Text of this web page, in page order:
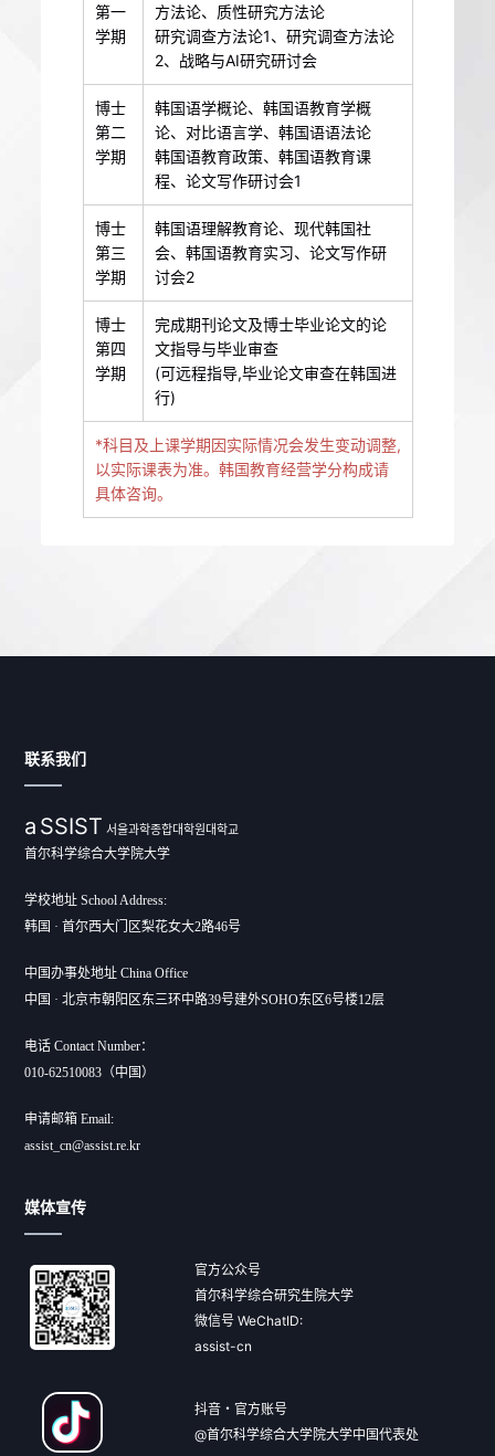
第一
学期
方法论、质性研究方法论
研究调查方法论1、研究调查方法论
2、战略与AI研究研讨会
博士
第二
学期
韩国语学概论、韩国语教育学概
论、对比语言学、韩国语语法论
韩国语教育政策、韩国语教育课
程、论文写作研讨会1
博士
第三
学期
韩国语理解教育论、现代韩国社
会、韩国语教育实习、论文写作研
讨会2
博士
第四
学期
完成期刊论文及博士毕业论文的论
文指导与毕业审查
(可远程指导,毕业论文审查在韩国进
行)
*科目及上课学期因实际情况会发生变动调整,
以实际课表为准。韩国教育经营学分构成请
具体咨询。
联系我们
a SSIST 서울과학종합대학원대학교
首尔科学综合大学院大学
学校地址 School Address:
韩国 · 首尔西大门区梨花女大2路46号
中国办事处地址 China Office
中国 · 北京市朝阳区东三环中路39号建外SOHO东区6号楼12层
电话 Contact Number：
010-62510083（中国）
申请邮箱 Email:
assist_cn@assist.re.kr
媒体宣传
官方公众号
首尔科学综合研究生院大学
微信号 WeChatID:
assist-cn
抖音・官方账号
@首尔科学综合大学院大学中国代表处